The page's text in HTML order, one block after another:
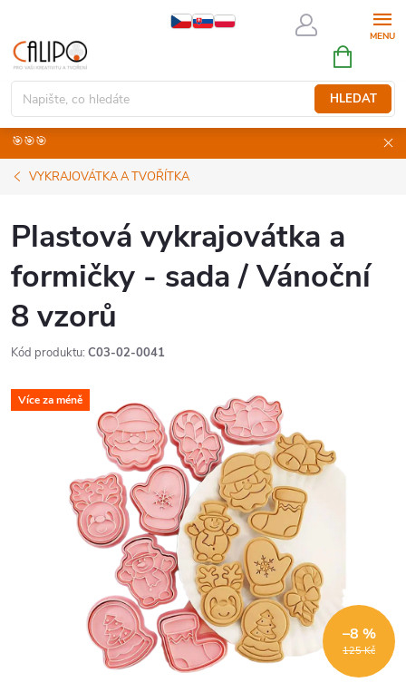
obsah
HLEDAT
NÁKUPNÍ
KOŠÍK
🎯🎯🎯
VYKRAJOVÁTKA A TVOŘÍTKA
Plastová vykrajovátka a
formičky - sada / Vánoční
8 vzorů
Kód produktu: C03-02-0041
Více za méně
125 Kč
–8 %